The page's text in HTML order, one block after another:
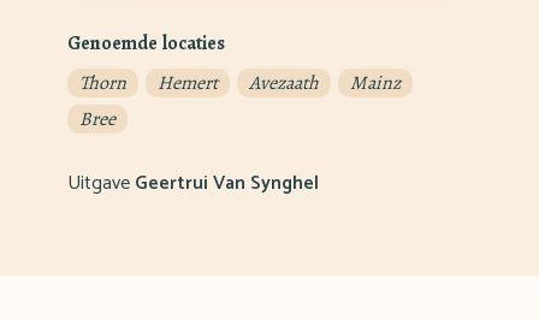
Genoemde locaties
Thorn
Hemert Avezaath
Mainz
Bree
UitgaveGeertrui Van Synghel